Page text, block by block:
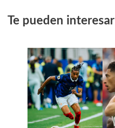
Te pueden interesar